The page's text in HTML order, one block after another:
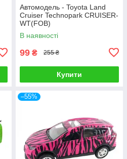
Автомодель - Toyota Land
Cruiser Technopark CRUISER-
WT(FOB)
В наявності
99 ₴ 255 ₴
Купити
–55%